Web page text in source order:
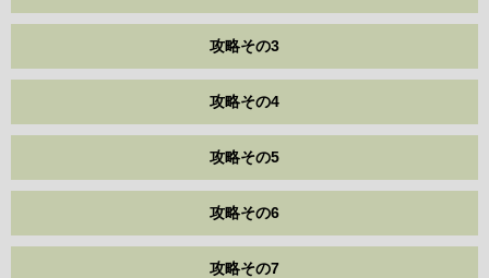
攻略その3
攻略その4
攻略その5
攻略その6
攻略その7